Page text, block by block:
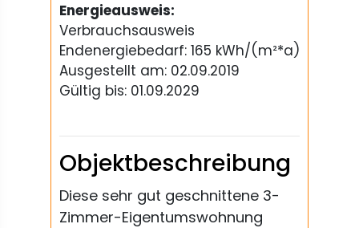
Energieausweis:
Verbrauchsausweis
Endenergiebedarf: 165 kWh/(m²*a)
Ausgestellt am: 02.09.2019
Gültig bis: 01.09.2029
Objektbeschreibung
Diese sehr gut geschnittene 3-
Zimmer-Eigentumswohnung